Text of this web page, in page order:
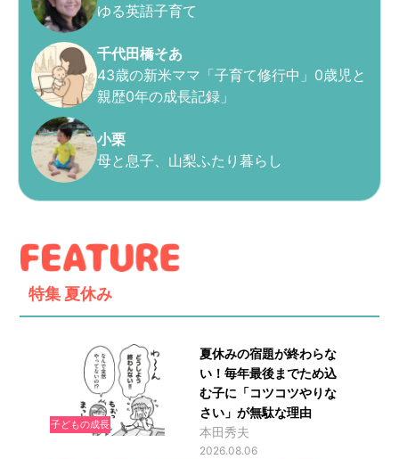
ゆる英語子育て
千代田橋そあ
43歳の新米ママ「子育て修行中」0歳児と
親歴0年の成長記録」
小栗
母と息子、山梨ふたり暮らし
特集 夏休み
子どもの成長
夏休みの宿題が終わらな
い！毎年最後までため込
む子に「コツコツやりな
さい」が無駄な理由
本田秀夫
2026.08.06